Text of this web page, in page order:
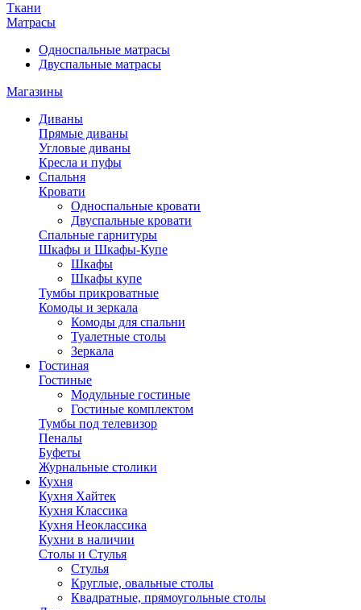
Ткани
Матрасы
Односпальные матрасы
Двуспальные матрасы
Магазины
Диваны
Прямые диваны
Угловые диваны
Кресла и пуфы
Спальня
Кровати
Односпальные кровати
Двуспальные кровати
Спальные гарнитуры
Шкафы и Шкафы-Купе
Шкафы
Шкафы купе
Тумбы прикроватные
Комоды и зеркала
Комоды для спальни
Туалетные столы
Зеркала
Гостиная
Гостиные
Модульные гостиные
Гостиные комплектом
Тумбы под телевизор
Пеналы
Буфеты
Журнальные столики
Кухня
Кухня Хайтек
Кухня Классика
Кухня Неоклассика
Кухни в наличии
Столы и Стулья
Стулья
Круглые, овальные столы
Квадратные, прямоугольные столы